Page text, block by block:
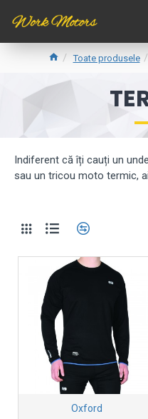
Toate produsele
Indiferent că îți cauți un
sau un tricou moto termic,
Oxford